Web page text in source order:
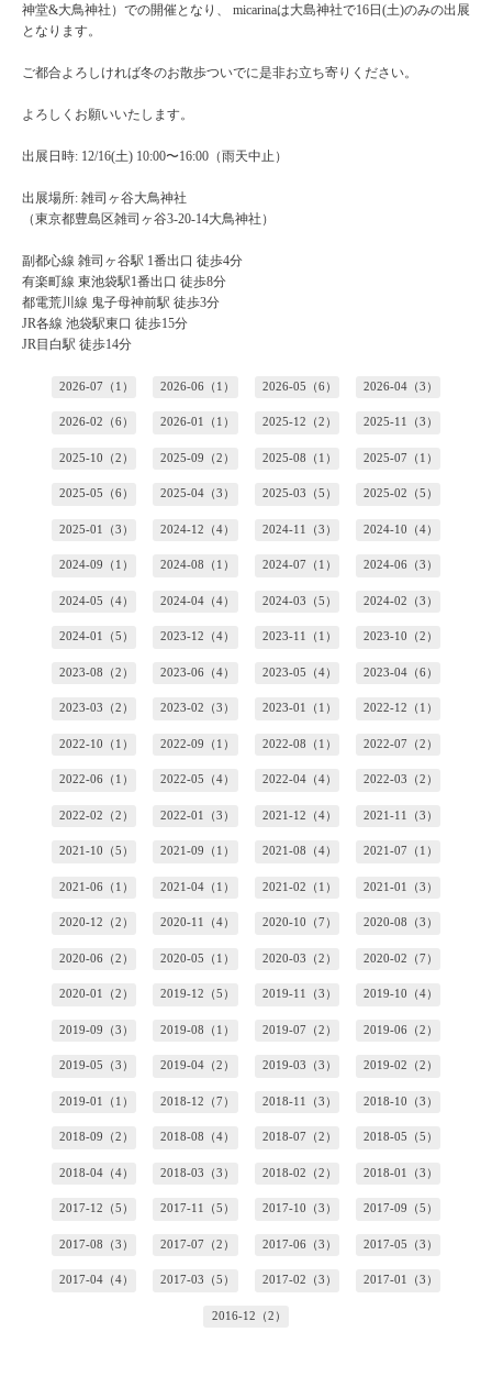
神堂&大鳥神社）での開催となり、 micarinaは大島神社で16日(土)のみの出展
となります。
ご都合よろしければ冬のお散歩ついでに是非お立ち寄りください。
よろしくお願いいたします。
出展日時: 12/16(土) 10:00〜16:00（雨天中止）
出展場所: 雑司ヶ谷大鳥神社
（東京都豊島区雑司ヶ谷3-20-14大鳥神社）
副都心線 雑司ヶ谷駅 1番出口 徒歩4分
有楽町線 東池袋駅1番出口 徒歩8分
都電荒川線 鬼子母神前駅 徒歩3分
JR各線 池袋駅東口 徒歩15分
JR目白駅 徒歩14分
2026-07（1） 2026-06（1） 2026-05（6） 2026-04（3）
2026-02（6） 2026-01（1） 2025-12（2） 2025-11（3）
2025-10（2） 2025-09（2） 2025-08（1） 2025-07（1）
2025-05（6） 2025-04（3） 2025-03（5） 2025-02（5）
2025-01（3） 2024-12（4） 2024-11（3） 2024-10（4）
2024-09（1） 2024-08（1） 2024-07（1） 2024-06（3）
2024-05（4） 2024-04（4） 2024-03（5） 2024-02（3）
2024-01（5） 2023-12（4） 2023-11（1） 2023-10（2）
2023-08（2） 2023-06（4） 2023-05（4） 2023-04（6）
2023-03（2） 2023-02（3） 2023-01（1） 2022-12（1）
2022-10（1） 2022-09（1） 2022-08（1） 2022-07（2）
2022-06（1） 2022-05（4） 2022-04（4） 2022-03（2）
2022-02（2） 2022-01（3） 2021-12（4） 2021-11（3）
2021-10（5） 2021-09（1） 2021-08（4） 2021-07（1）
2021-06（1） 2021-04（1） 2021-02（1） 2021-01（3）
2020-12（2） 2020-11（4） 2020-10（7） 2020-08（3）
2020-06（2） 2020-05（1） 2020-03（2） 2020-02（7）
2020-01（2） 2019-12（5） 2019-11（3） 2019-10（4）
2019-09（3） 2019-08（1） 2019-07（2） 2019-06（2）
2019-05（3） 2019-04（2） 2019-03（3） 2019-02（2）
2019-01（1） 2018-12（7） 2018-11（3） 2018-10（3）
2018-09（2） 2018-08（4） 2018-07（2） 2018-05（5）
2018-04（4） 2018-03（3） 2018-02（2） 2018-01（3）
2017-12（5） 2017-11（5） 2017-10（3） 2017-09（5）
2017-08（3） 2017-07（2） 2017-06（3） 2017-05（3）
2017-04（4） 2017-03（5） 2017-02（3） 2017-01（3）
2016-12（2）